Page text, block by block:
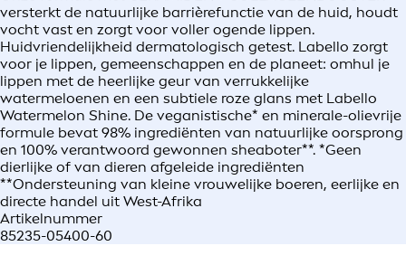
versterkt de natuurlijke barrièrefunctie van de huid, houdt
vocht vast en zorgt voor voller ogende lippen.
Huidvriendelijkheid dermatologisch getest. Labello zorgt
voor je lippen, gemeenschappen en de planeet: omhul je
lippen met de heerlijke geur van verrukkelijke
watermeloenen en een subtiele roze glans met Labello
Watermelon Shine. De veganistische* en minerale-olievrije
formule bevat 98% ingrediënten van natuurlijke oorsprong
en 100% verantwoord gewonnen sheaboter**. *Geen
dierlijke of van dieren afgeleide ingrediënten
**Ondersteuning van kleine vrouwelijke boeren, eerlijke en
directe handel uit West-Afrika​
Artikelnummer
85235-05400-60